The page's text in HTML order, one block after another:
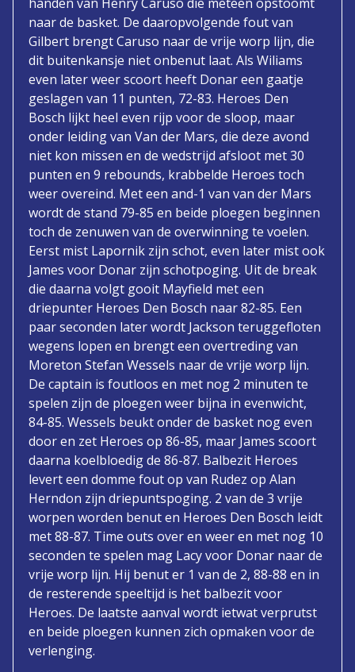
naar de basket. De daaropvolgende fout van
Gilbert brengt Caruso naar de vrije worp lijn, die
dit buitenkansje niet onbenut laat. Als Wiliams
even later weer scoort heeft Donar een gaatje
geslagen van 11 punten, 72-83. Heroes Den
Bosch lijkt heel even rijp voor de sloop, maar
onder leiding van Van der Mars, die deze avond
niet kon missen en de wedstrijd afsloot met 30
punten en 9 rebounds, krabbelde Heroes toch
weer overeind. Met een and-1 van van der Mars
wordt de stand 79-85 en beide ploegen beginnen
toch de zenuwen van de overwinning te voelen.
Eerst mist Lapornik zijn schot, even later mist ook
James voor Donar zijn schotpoging. Uit de break
die daarna volgt gooit Mayfield met een
driepunter Heroes Den Bosch naar 82-85. Een
paar seconden later wordt Jackson teruggefloten
wegens lopen en brengt een overtreding van
Moreton Stefan Wessels naar de vrije worp lijn.
De captain is foutloos en met nog 2 minuten te
spelen zijn de ploegen weer bijna in evenwicht,
84-85. Wessels beukt onder de basket nog even
door en zet Heroes op 86-85, maar James scoort
daarna koelbloedig de 86-87. Balbezit Heroes
levert een domme fout op van Rudez op Alan
Herndon zijn driepuntspoging. 2 van de 3 vrije
worpen worden benut en Heroes Den Bosch leidt
met 88-87. Time outs over en weer en met nog 10
seconden te spelen mag Lacy voor Donar naar de
vrije worp lijn. Hij benut er 1 van de 2, 88-88 en in
de resterende speeltijd is het balbezit voor
Heroes. De laatste aanval wordt ietwat verprutst
en beide ploegen kunnen zich opmaken voor de
verlenging.